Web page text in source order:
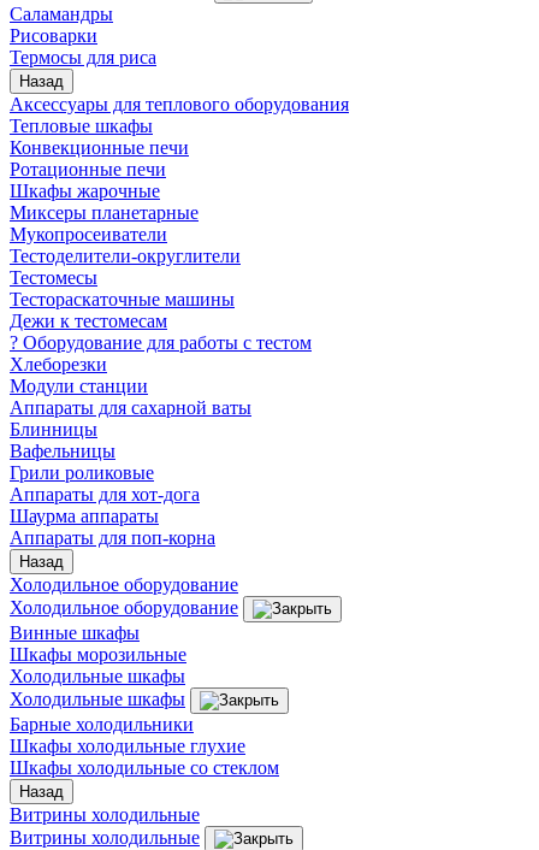
Саламандры
Рисоварки
Термосы для риса
Назад
Аксессуары для теплового оборудования
Тепловые шкафы
Конвекционные печи
Ротационные печи
Шкафы жарочные
Миксеры планетарные
Мукопросеиватели
Тестоделители-округлители
Тестомесы
Тестораскаточные машины
Дежи к тестомесам
? Оборудование для работы с тестом
Хлеборезки
Модули станции
Аппараты для сахарной ваты
Блинницы
Вафельницы
Грили роликовые
Аппараты для хот-дога
Шаурма аппараты
Аппараты для поп-корна
Назад
Холодильное оборудование
Холодильное оборудование
Винные шкафы
Шкафы морозильные
Холодильные шкафы
Холодильные шкафы
Барные холодильники
Шкафы холодильные глухие
Шкафы холодильные со стеклом
Назад
Витрины холодильные
Витрины холодильные